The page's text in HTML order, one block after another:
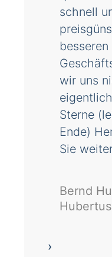
schnell
besseren
wir uns
Sterne
Ende)
Sie
Bernd